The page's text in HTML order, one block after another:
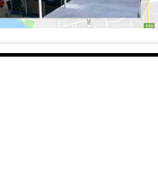
alle industrier